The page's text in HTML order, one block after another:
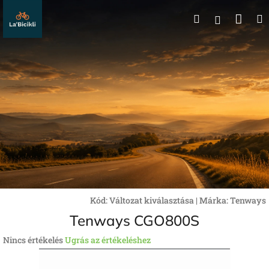
tartalomhoz
Keresés
Kód:Változat kiválasztása | Márka:Tenways
Tenways CGO800S
A
Nincs értékelésUgrás az értékeléshez